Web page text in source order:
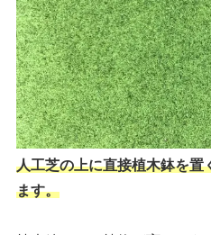
人工芝の上に直接植木鉢を置
ます。